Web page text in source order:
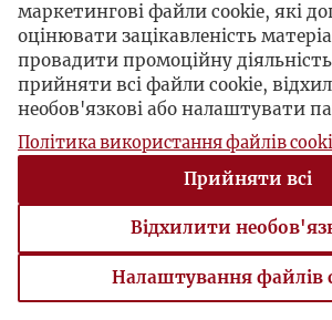
маркетингові файли cookie, які
оцінювати зацікавленість
провадити промоційну
прийняти всі файли cookie,
необов'язкові або налаштувати
Політика використання файлів
Прийняти всі
Відхилити
Налаштування файлів
Налаштування файлів cookie